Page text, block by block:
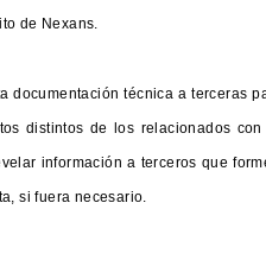
de Nexans.
documentación técnica a terceras
distintos de los relacionados
información a terceros que
si fuera necesario.